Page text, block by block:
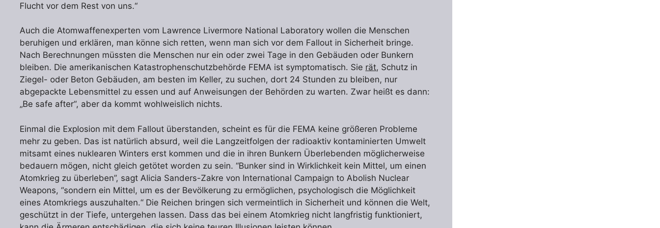
Flucht vor dem Rest von uns.“
Auch die Atomwaffenexperten vom Lawrence Livermore National Laboratory wollen die Menschen
beruhigen und erklären, man könne sich retten, wenn man sich vor dem Fallout in Sicherheit bringe.
Nach Berechnungen müssten die Menschen nur ein oder zwei Tage in den Gebäuden oder Bunkern
bleiben. Die amerikanischen Katastrophenschutzbehörde FEMA ist symptomatisch. Sie rät, Schutz in
Ziegel- oder Beton Gebäuden, am besten im Keller, zu suchen, dort 24 Stunden zu bleiben, nur
abgepackte Lebensmittel zu essen und auf Anweisungen der Behörden zu warten. Zwar heißt es dann:
„Be safe after“, aber da kommt wohlweislich nichts.
Einmal die Explosion mit dem Fallout überstanden, scheint es für die FEMA keine größeren Probleme
mehr zu geben. Das ist natürlich absurd, weil die Langzeitfolgen der radioaktiv kontaminierten Umwelt
mitsamt eines nuklearen Winters erst kommen und die in ihren Bunkern Überlebenden möglicherweise
bedauern mögen, nicht gleich getötet worden zu sein. “Bunker sind in Wirklichkeit kein Mittel, um einen
Atomkrieg zu überleben”, sagt Alicia Sanders-Zakre von International Campaign to Abolish Nuclear
Weapons, “sondern ein Mittel, um es der Bevölkerung zu ermöglichen, psychologisch die Möglichkeit
eines Atomkriegs auszuhalten.“ Die Reichen bringen sich vermeintlich in Sicherheit und können die Welt,
geschützt in der Tiefe, untergehen lassen. Dass das bei einem Atomkrieg nicht langfristig funktioniert,